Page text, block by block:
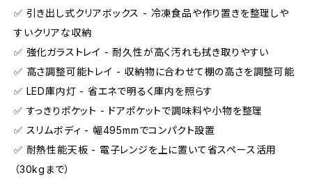
✅ 引き出し式クリアボックス - 冷凍食品や作り置きを整理しや
すいクリアな収納
✅ 強化ガラストレイ - 耐久性が高く汚れも拭き取りやすい
✅ 高さ調整可能トレイ - 収納物に合わせて棚の高さを調整可能
✅ LED庫内灯 - 省エネで明るく庫内を照らす
✅ すっきりポケット - ドアポケットで調味料や小物を整理
✅ スリムボディ - 幅495mmでコンパクト設置
✅ 耐熱性能天板 - 電子レンジを上に置いて省スペース活用
（30kgまで）